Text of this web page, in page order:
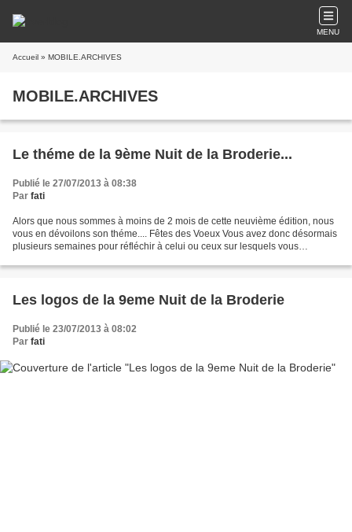
MENU
Accueil » MOBILE.ARCHIVES
MOBILE.ARCHIVES
Le théme de la 9ème Nuit de la Broderie...
Publié le 27/07/2013 à 08:38
Par fati
Alors que nous sommes à moins de 2 mois de cette neuvième édition, nous
vous en dévoilons son théme.... Fêtes des Voeux Vous avez donc désormais
plusieurs semaines pour réfléchir à celui ou ceux sur lesquels vous
Les logos de la 9eme Nuit de la Broderie
Publié le 23/07/2013 à 08:02
Par fati